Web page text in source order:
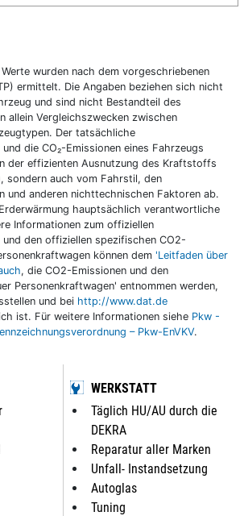
wurden nach dem vorgeschriebenen
ermittelt. Die Angaben beziehen sich nicht
und sind nicht Bestandteil des
allein Vergleichszwecken zwischen
Der tatsächliche
die CO₂-Emissionen eines Fahrzeugs
der effizienten Ausnutzung des Kraftstoffs
sondern auch vom Fahrstil, den
und anderen nichttechnischen Faktoren ab.
hauptsächlich verantwortliche
Informationen zum offiziellen
den offiziellen spezifischen CO2-
können dem 'Leitfaden über
, die CO2-Emissionen und den
Personenkraftwagen' entnommen werden,
und bei http://www.dat.de
ist. Für weitere Informationen siehe Pkw -
– Pkw-EnVKV.
WERKSTATT
Täglich HU/AU durch die
DEKRA
Reparatur aller Marken
Unfall- Instandsetzung
Autoglas
Tuning